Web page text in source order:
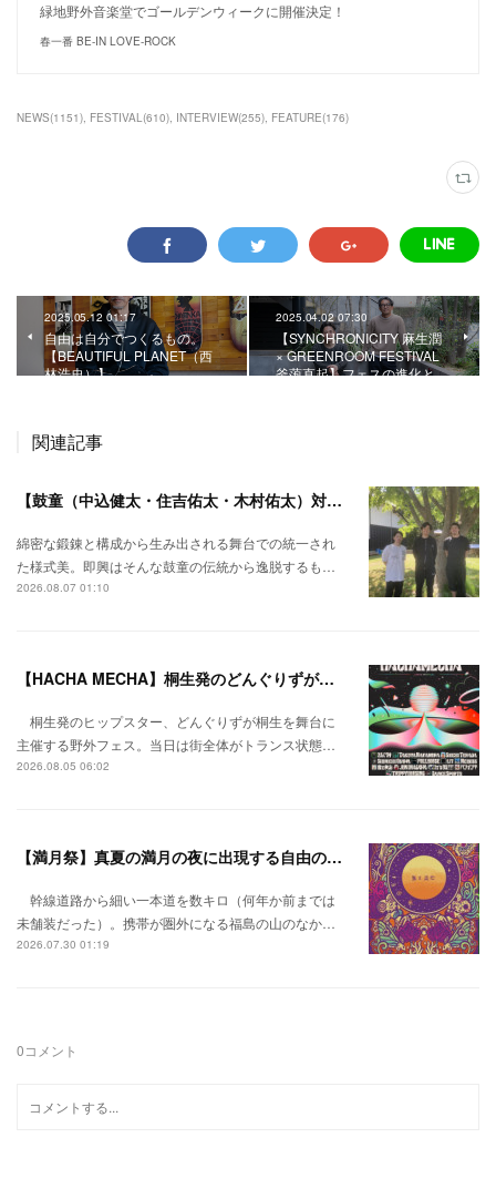
緑地野外音楽堂でゴールデンウィークに開催決定！
春一番 BE-IN LOVE-ROCK
NEWS(1151) FESTIVAL(610) INTERVIEW(255) FEATURE(176)
2025.05.12 01:17
自由は自分でつくるもの。
【BEAUTIFUL PLANET（西
林浩史）】
2025.04.02 07:30
【SYNCHRONICITY 麻生潤
× GREENROOM FESTIVAL
釜萢直起】フェスの進化と…
関連記事
【鼓童（中込健太・住吉佑太・木村佑太）対談】即興で得られる新たな感覚。
綿密な鍛錬と構成から生み出される舞台での統一され
た様式美。即興はそんな鼓童の伝統から逸脱するも…
2026.08.07 01:10
【HACHA MECHA】桐生発のどんぐりずが桐生をハチャメチャに彩る。
桐生発のヒップスター、どんぐりずが桐生を舞台に
主催する野外フェス。当日は街全体がトランス状態…
2026.08.05 06:02
【満月祭】真夏の満月の夜に出現する自由の桃源郷。
幹線道路から細い一本道を数キロ（何年か前までは
未舗装だった）。携帯が圏外になる福島の山のなか…
2026.07.30 01:19
0コメント